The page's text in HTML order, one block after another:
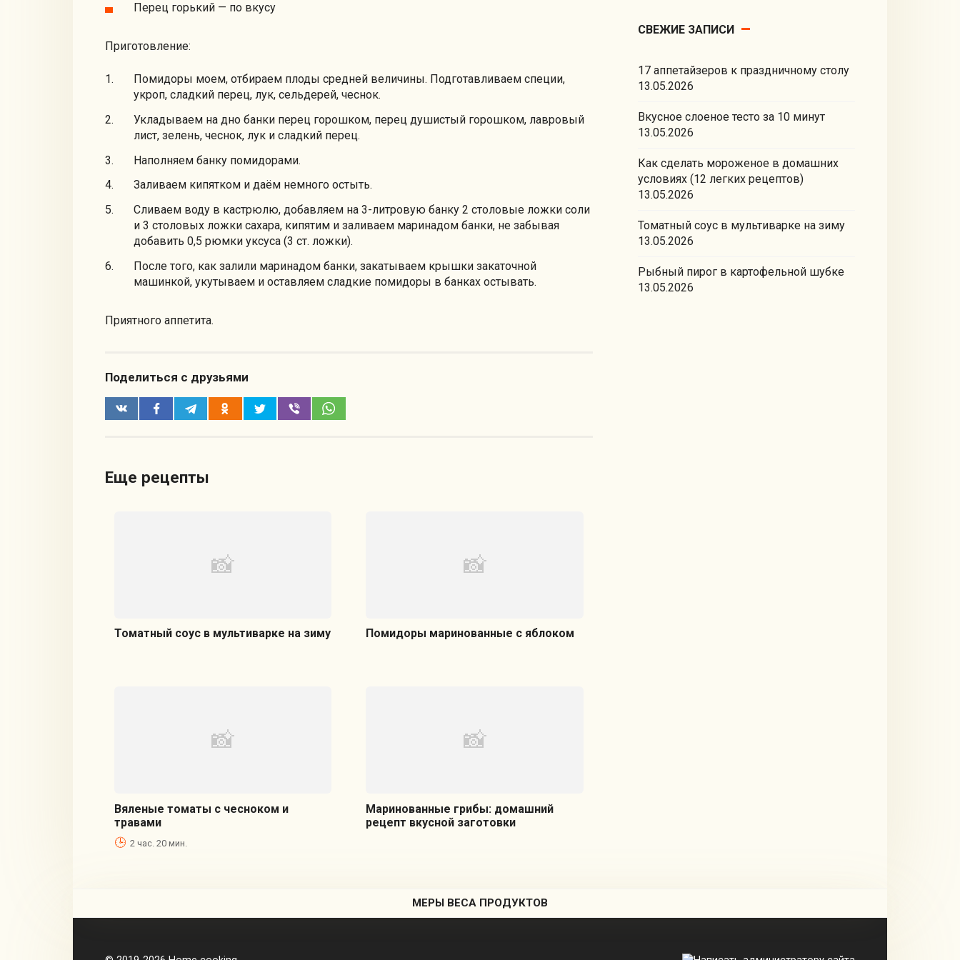
Перец горький — по вкусу
Приготовление:
Помидоры моем, отбираем плоды средней величины. Подготавливаем специи,
укроп, сладкий перец, лук, сельдерей, чеснок.
Укладываем на дно банки перец горошком, перец душистый горошком, лавровый
лист, зелень, чеснок, лук и сладкий перец.
Наполняем банку помидорами.
Заливаем кипятком и даём немного остыть.
Сливаем воду в кастрюлю, добавляем на 3-литровую банку 2 столовые ложки соли
и 3 столовых ложки сахара, кипятим и заливаем маринадом банки, не забывая
добавить 0,5 рюмки уксуса (3 ст. ложки).
После того, как залили маринадом банки, закатываем крышки закаточной
машинкой, укутываем и оставляем сладкие помидоры в банках остывать.
Приятного аппетита.
Поделиться с друзьями
Еще рецепты
Томатный соус в мультиварке на зиму Помидоры маринованные с яблоком
Вяленые томаты с чесноком и
травами
2 час. 20 мин.
Маринованные грибы: домашний
рецепт вкусной заготовки
СВЕЖИЕ ЗАПИСИ
17 аппетайзеров к праздничному столу
13.05.2026
Вкусное слоеное тесто за 10 минут
13.05.2026
Как сделать мороженое в домашних
условиях (12 легких рецептов)
13.05.2026
Томатный соус в мультиварке на зиму
13.05.2026
Рыбный пирог в картофельной шубке
13.05.2026
МЕРЫ ВЕСА ПРОДУКТОВ